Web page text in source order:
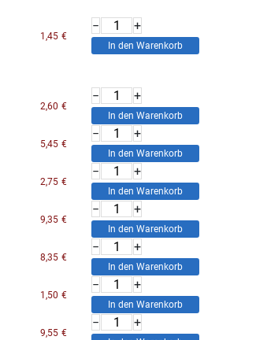
1,45 €
− +
2,60 €
− +
5,45 €
− +
2,75 €
− +
9,35 €
− +
8,35 €
− +
1,50 €
− +
9,55 €
− +